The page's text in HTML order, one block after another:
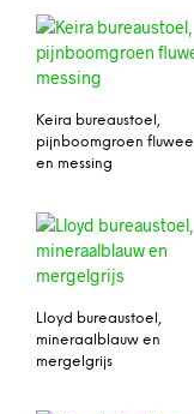
Keira bureaustoel,
pijnboomgroen fluweel
en messing
Lloyd bureaustoel,
mineraalblauw en
mergelgrijs